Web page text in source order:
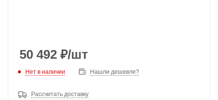
50 492 ₽/шт
Нет в наличии Нашли дешевле?
Рассчитать доставку